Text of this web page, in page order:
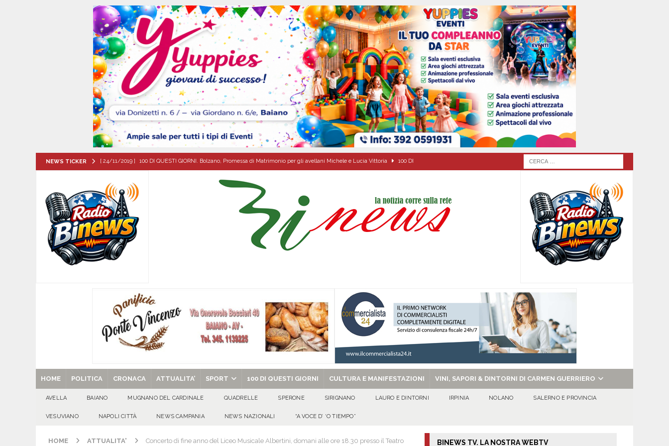
NEWS TICKER [ 24/11/2019 ] 100 DI QUESTI GIORNI. Bolzano, Promessa di Matrimonio per gli avellani Michele e Lucia Vittoria 100 DI
[ 06/08/2026 ] ‘O PRUVERBIO D’ ‘O JUORNO. Giovedì 6 agosto 2026 ALMANACCO
[ 06/08/2026 ] ALMANACCO DEL GIORNO. Giovedí, 6 Agosto 2026 ALMANACCO
[ 06/08/2026 ] SANT’Oggi. Giovedì 6 agosto si celebra la Trasfigurazione del Signore e sant’Ormisda EVIDENZA
[ 05/08/2026 ] Taurano, il Centro Estivo Comunale si chiude con una serata di emozioni e il primo campeggio nel Convento di
San Giovanni del Palco
[ 29/08/2025 ] SANT’Oggi. Venerdì 29 agosto la chiesa celebra il Martirio di san Giovanni Battista e santa Sabina
HOME POLITICA CRONACA ATTUALITA’ SPORT 100 DI QUESTI GIORNI CULTURA E MANIFESTAZIONI VINI, SAPORI & DINTORNI DI CARMEN GUERRIERO
AVELLA BAIANO MUGNANO DEL CARDINALE QUADRELLE SPERONE SIRIGNANO LAURO E DINTORNI IRPINIA NOLANO SALERNO E PROVINCIA
VESUVIANO NAPOLI CITTÀ NEWS CAMPANIA NEWS NAZIONALI “A VOCE D’ ‘O TIEMPO”
HOME ATTUALITA' Concerto di fine anno del Liceo Musicale Albertini, domani alle ore 18.30 presso il Teatro BINEWS TV. LA NOSTRA WEBTV